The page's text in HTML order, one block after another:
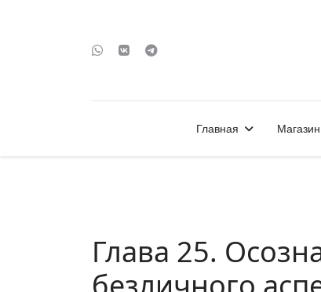
Главная Магазин
Глава 25.